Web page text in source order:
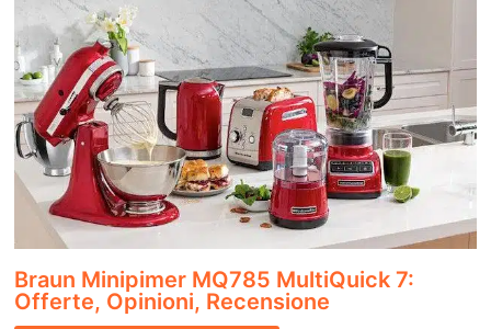
Braun Minipimer MQ785 MultiQuick 7:
Offerte, Opinioni, Recensione